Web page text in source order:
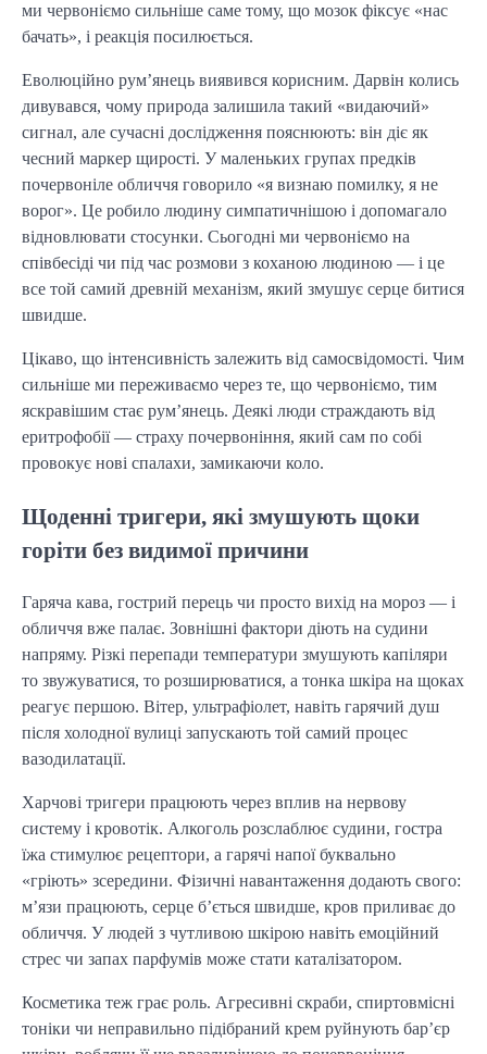
ми червоніємо сильніше саме тому, що мозок фіксує «нас
бачать», і реакція посилюється.
Еволюційно рум’янець виявився корисним. Дарвін колись
дивувався, чому природа залишила такий «видаючий»
сигнал, але сучасні дослідження пояснюють: він діє як
чесний маркер щирості. У маленьких групах предків
почервоніле обличчя говорило «я визнаю помилку, я не
ворог». Це робило людину симпатичнішою і допомагало
відновлювати стосунки. Сьогодні ми червоніємо на
співбесіді чи під час розмови з коханою людиною — і це
все той самий древній механізм, який змушує серце битися
швидше.
Цікаво, що інтенсивність залежить від самосвідомості. Чим
сильніше ми переживаємо через те, що червоніємо, тим
яскравішим стає рум’янець. Деякі люди страждають від
еритрофобії — страху почервоніння, який сам по собі
провокує нові спалахи, замикаючи коло.
Щоденні тригери, які змушують щоки
горіти без видимої причини
Гаряча кава, гострий перець чи просто вихід на мороз — і
обличчя вже палає. Зовнішні фактори діють на судини
напряму. Різкі перепади температури змушують капіляри
то звужуватися, то розширюватися, а тонка шкіра на щоках
реагує першою. Вітер, ультрафіолет, навіть гарячий душ
після холодної вулиці запускають той самий процес
вазодилатації.
Харчові тригери працюють через вплив на нервову
систему і кровотік. Алкоголь розслаблює судини, гостра
їжа стимулює рецептори, а гарячі напої буквально
«гріють» зсередини. Фізичні навантаження додають свого:
м’язи працюють, серце б’ється швидше, кров приливає до
обличчя. У людей з чутливою шкірою навіть емоційний
стрес чи запах парфумів може стати каталізатором.
Косметика теж грає роль. Агресивні скраби, спиртовмісні
тоніки чи неправильно підібраний крем руйнують бар’єр